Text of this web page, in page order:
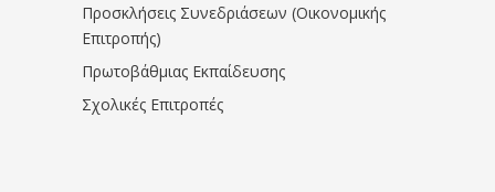
Προσκλήσεις Συνεδριάσεων (Οικονομικής
Επιτροπής)
Πρωτοβάθμιας Εκπαίδευσης
Σχολικές Επιτροπές